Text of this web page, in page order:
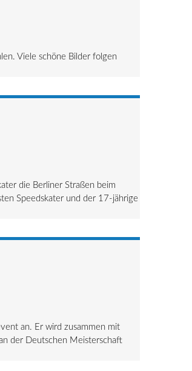
Viele schöne Bilder folgen
die Berliner Straßen beim
Speedskater und der 17-jährige
an. Er wird zusammen mit
der Deutschen Meisterschaft